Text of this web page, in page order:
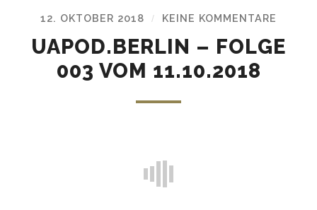
12. OKTOBER 2018 / KEINE KOMMENTARE
UAPOD.BERLIN – FOLGE
003 VOM 11.10.2018